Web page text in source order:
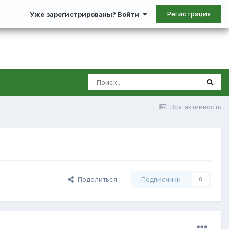
Уже зарегистрированы? Войти Регистрация
Вся активность
Поделиться Подписчики 0